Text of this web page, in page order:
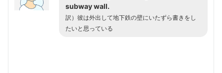
subway wall.
訳）彼は外出して地下鉄の壁にいたずら書きをし
たいと思っている